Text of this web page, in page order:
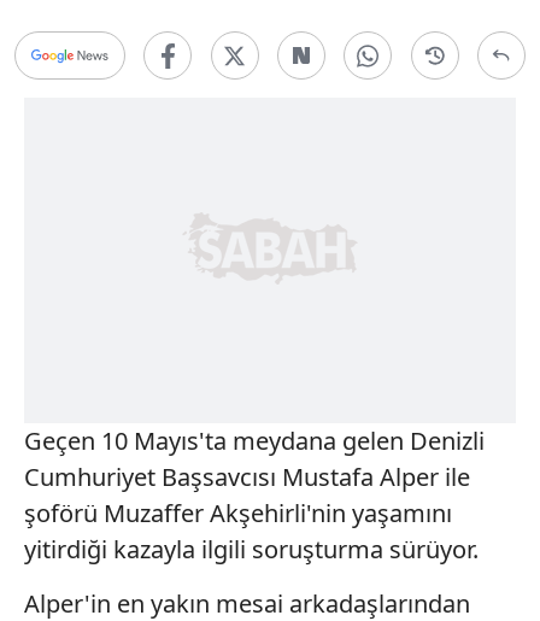
Geçen 10 Mayıs'ta meydana gelen Denizli
Cumhuriyet Başsavcısı Mustafa Alper ile
şoförü Muzaffer Akşehirli'nin yaşamını
yitirdiği kazayla ilgili soruşturma sürüyor.
Alper'in en yakın mesai arkadaşlarından